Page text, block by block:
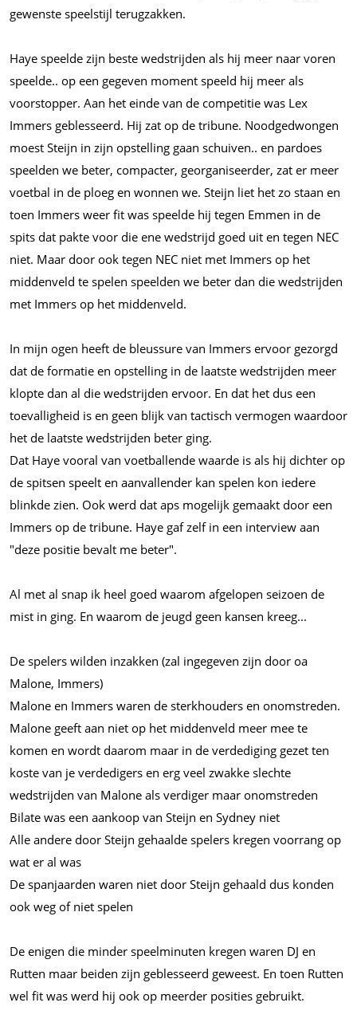
gewenste speelstijl terugzakken.
Haye speelde zijn beste wedstrijden als hij meer naar voren
speelde.. op een gegeven moment speeld hij meer als
voorstopper. Aan het einde van de competitie was Lex
Immers geblesseerd. Hij zat op de tribune. Noodgedwongen
moest Steijn in zijn opstelling gaan schuiven.. en pardoes
speelden we beter, compacter, georganiseerder, zat er meer
voetbal in de ploeg en wonnen we. Steijn liet het zo staan en
toen Immers weer fit was speelde hij tegen Emmen in de
spits dat pakte voor die ene wedstrijd goed uit en tegen NEC
niet. Maar door ook tegen NEC niet met Immers op het
middenveld te spelen speelden we beter dan die wedstrijden
met Immers op het middenveld.
In mijn ogen heeft de bleussure van Immers ervoor gezorgd
dat de formatie en opstelling in de laatste wedstrijden meer
klopte dan al die wedstrijden ervoor. En dat het dus een
toevalligheid is en geen blijk van tactisch vermogen waardoor
het de laatste wedstrijden beter ging.
Dat Haye vooral van voetballende waarde is als hij dichter op
de spitsen speelt en aanvallender kan spelen kon iedere
blinkde zien. Ook werd dat aps mogelijk gemaakt door een
Immers op de tribune. Haye gaf zelf in een interview aan
"deze positie bevalt me beter".
Al met al snap ik heel goed waarom afgelopen seizoen de
mist in ging. En waarom de jeugd geen kansen kreeg...
De spelers wilden inzakken (zal ingegeven zijn door oa
Malone, Immers)
Malone en Immers waren de sterkhouders en onomstreden.
Malone geeft aan niet op het middenveld meer mee te
komen en wordt daarom maar in de verdediging gezet ten
koste van je verdedigers en erg veel zwakke slechte
wedstrijden van Malone als verdiger maar onomstreden
Bilate was een aankoop van Steijn en Sydney niet
Alle andere door Steijn gehaalde spelers kregen voorrang op
wat er al was
De spanjaarden waren niet door Steijn gehaald dus konden
ook weg of niet spelen
De enigen die minder speelminuten kregen waren DJ en
Rutten maar beiden zijn geblesseerd geweest. En toen Rutten
wel fit was werd hij ook op meerder posities gebruikt.